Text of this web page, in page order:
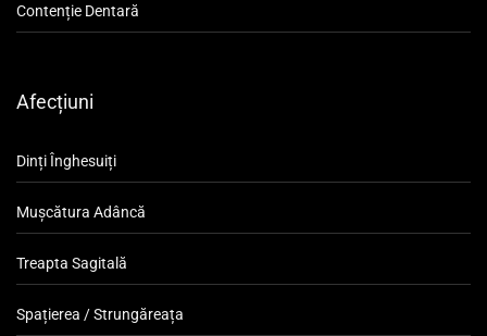
Contenție Dentară
Afecțiuni
Dinți Înghesuiți
Mușcătura Adâncă
Treapta Sagitală
Spațierea / Strungăreața